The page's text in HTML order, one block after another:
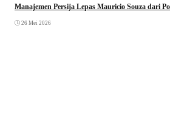
Manajemen Persija Lepas Mauricio Souza dari
26 Mei 2026